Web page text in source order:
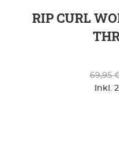
RIP CURL
69,95
Inkl.